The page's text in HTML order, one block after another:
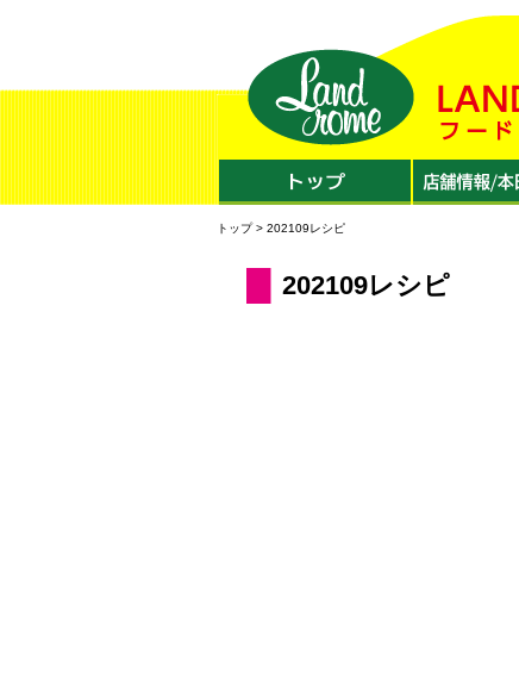
トップ> 202109レシピ
202109レシピ